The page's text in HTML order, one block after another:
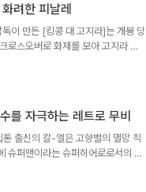
번에 주목받는 감독이 되었다. 워낙
제작은 기정 사실이 되었다. 너무
려한 피날레
이 만든 [킹콩 대 고지라]는 개봉 당
로스오버로 화제를 모아 고지라 시
작품이 특히 의미가 있었던 건 고
해 명실공히 일본을 대표하는 괴수
]과 속편인 [콩의 아들] 이후 ..
를 자극하는 레트로 무비
출신의 칼-엘은 고향별의 멸망 직
슈퍼맨이라는 슈퍼히어로로서의 이
인류를 수호하는 슈퍼맨의 역할